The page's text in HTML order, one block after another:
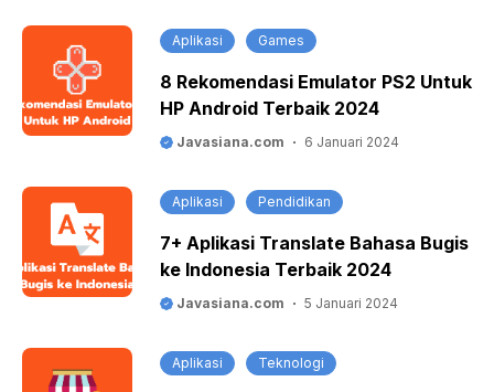
Aplikasi Games
8 Rekomendasi Emulator PS2 Untuk
HP Android Terbaik 2024
Javasiana.com 6 Januari 2024
Aplikasi Pendidikan
7+ Aplikasi Translate Bahasa Bugis
ke Indonesia Terbaik 2024
Javasiana.com 5 Januari 2024
Aplikasi Teknologi